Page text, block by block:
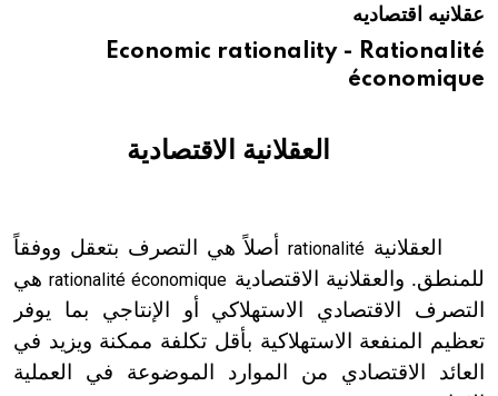
هيئة الموسوعة العربية تطلق موسوعات جديدة في عام 2026عقلانيه اقتصاديه
Economic rationality - Rationalité
économique
العقلانية الاقتصادية
العقلانية rationalitéأصلاً هي التصرف بتعقل ووفقاً
للمنطق. والعقلانية الاقتصادية rationalité économiqueهي
التصرف الاقتصادي الاستهلاكي أو الإنتاجي بما يوفر
تعظيم المنفعة الاستهلاكية بأقل تكلفة ممكنة ويزيد في
العائد الاقتصادي من الموارد الموضوعة في العملية